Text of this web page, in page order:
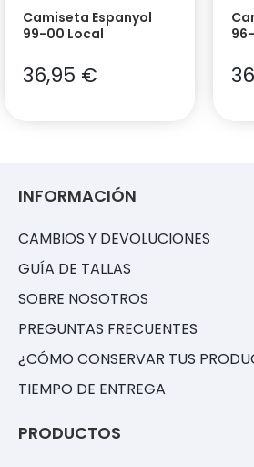
Camiseta Espanyol
99-00 Local
36,95 €
INFORMACIÓN
CAMBIOS Y DEVOLUCIONES
GUÍA DE TALLAS
SOBRE NOSOTROS
PREGUNTAS FRECUENTES
¿CÓMO CONSERVAR TUS
TIEMPO DE ENTREGA
PRODUCTOS